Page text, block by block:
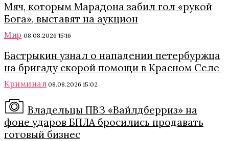
Мяч, которым Марадона забил гол «рукой
Бога», выставят на аукцион
Мир 08.08.2026 15:16
Бастрыкин узнал о нападении петербуржца
на бригаду скорой помощи в Красном Селе
Криминал 08.08.2026 15:02
Владельцы ПВЗ «Вайлдберриз» на
фоне ударов БПЛА бросились продавать
готовый бизнес